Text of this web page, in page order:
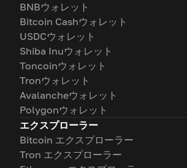
BNBウォレット
Bitcoin Cashウォレット
USDCウォレット
Shiba Inuウォレット
Toncoinウォレット
Tronウォレット
Avalancheウォレット
Polygonウォレット
エクスプローラー
Bitcoin エクスプローラー
Tron エクスプローラー